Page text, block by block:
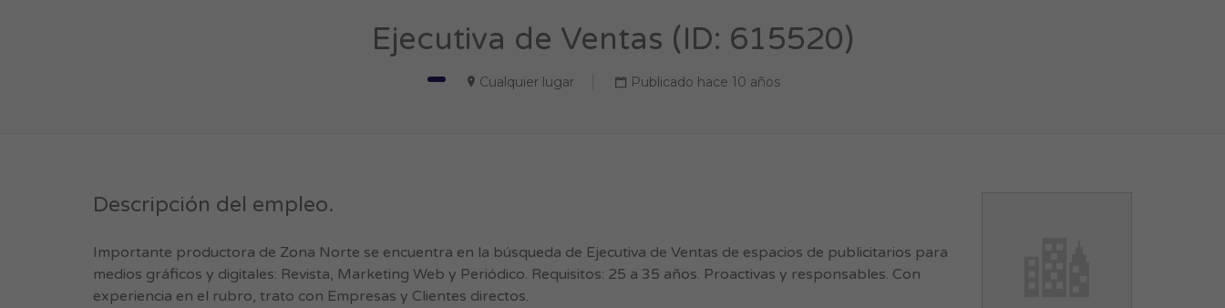
Ejecutiva de Ventas (ID: 615520)
Cualquier lugar Publicado hace 10 años
Descripción del empleo.
Importante productora de Zona Norte se encuentra en la búsqueda de Ejecutiva de Ventas de espacios de publicitarios para
medios gráficos y digitales: Revista, Marketing Web y Periódico. Requisitos: 25 a 35 años. Proactivas y responsables. Con
experiencia en el rubro, trato con Empresas y Clientes directos.